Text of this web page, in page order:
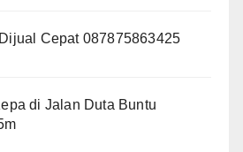
Cepat 087875863425
di Jalan Duta Buntu